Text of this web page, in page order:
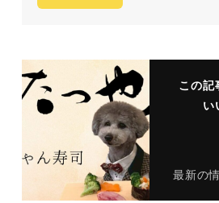
この記
い
最新の